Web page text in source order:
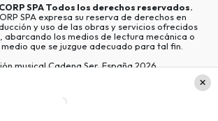
SPATodos los derechos reservados.
SPA expresa su reserva de derechos en
y uso de las obras y servicios ofrecidos
abarcando los medios de lectura mecánica o
que se juzgue adecuado para tal fin.
musical Cadena Ser, España 2026.